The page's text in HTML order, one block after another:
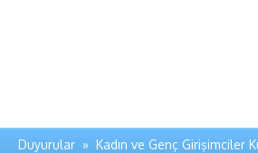
Duyurular » Kadın ve Genç Girişimciler